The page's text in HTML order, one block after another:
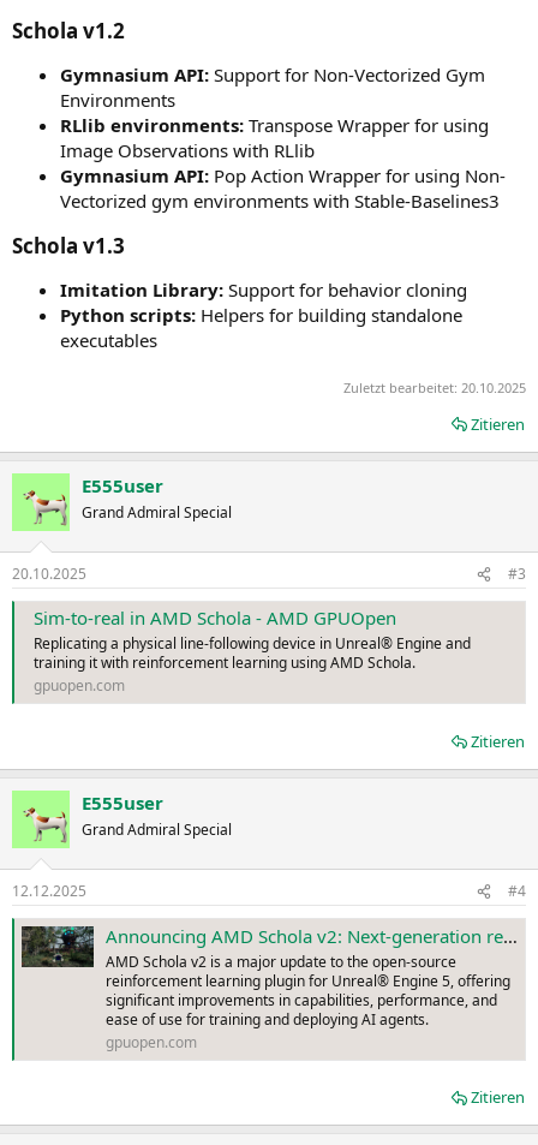
Schola v1.2​
Gymnasium API: Support for Non-Vectorized Gym
Environments
RLlib environments: Transpose Wrapper for using
Image Observations with RLlib
Gymnasium API: Pop Action Wrapper for using Non-
Vectorized gym environments with Stable-Baselines3
Schola v1.3​
Imitation Library: Support for behavior cloning
Python scripts: Helpers for building standalone
executables
Zuletzt bearbeitet: 20.10.2025
Zitieren
E555user
Grand Admiral Special
20.10.2025 #3
Sim-to-real in AMD Schola - AMD GPUOpen
Replicating a physical line-following device in Unreal® Engine and
training it with reinforcement learning using AMD Schola.
gpuopen.com
Zitieren
E555user
Grand Admiral Special
12.12.2025 #4
Announcing AMD Schola v2: Next-generation reinforcement learning for Unreal Engine - AMD GPUOpen
AMD Schola v2 is a major update to the open-source
reinforcement learning plugin for Unreal® Engine 5, offering
significant improvements in capabilities, performance, and
ease of use for training and deploying AI agents.
gpuopen.com
Zitieren